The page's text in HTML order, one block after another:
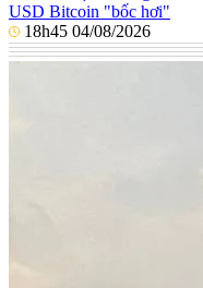
USD Bitcoin "bốc hơi"
18h45 04/08/2026